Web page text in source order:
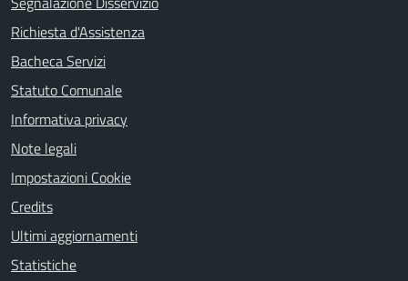
Richiesta d'Assistenza
Bacheca Servizi
Statuto Comunale
Informativa privacy
Note legali
Impostazioni Cookie
Credits
Ultimi aggiornamenti
Statistiche